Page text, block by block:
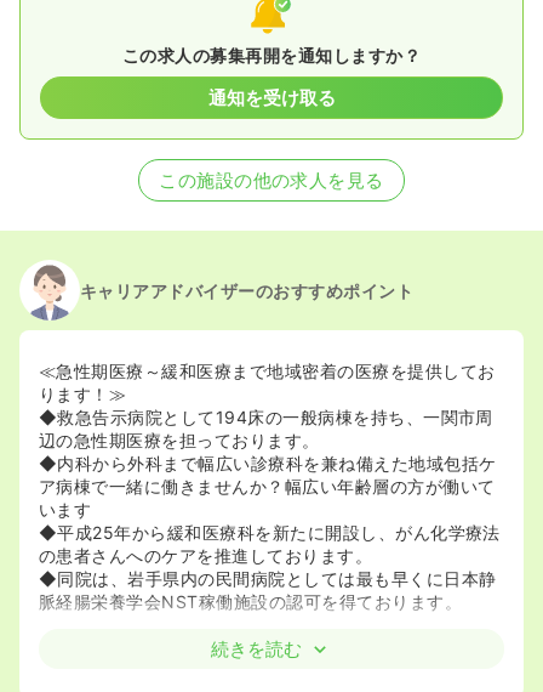
この求人の募集再開を通知しますか？
通知を受け取る
この施設の他の求人を見る
キャリアアドバイザーのおすすめポイント
≪急性期医療～緩和医療まで地域密着の医療を提供してお
ります！≫
◆救急告示病院として194床の一般病棟を持ち、一関市周
辺の急性期医療を担っております。
◆内科から外科まで幅広い診療科を兼ね備えた地域包括ケ
ア病棟で一緒に働きませんか？幅広い年齢層の方が働いて
います
◆平成25年から緩和医療科を新たに開設し、がん化学療法
の患者さんへのケアを推進しております。
◆同院は、岩手県内の民間病院としては最も早くに日本静
脈経腸栄養学会NST稼働施設の認可を得ております。
続きを読む